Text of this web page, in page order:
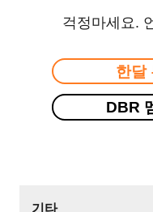
걱정마세요.
한달
DBR
기타